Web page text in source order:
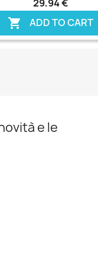
29,94 €
 ADD TO CART
e le